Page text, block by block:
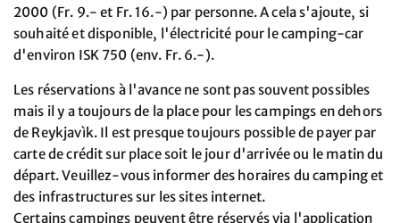
2000 (Fr. 9.- et Fr. 16.-) par personne. A cela s'ajoute, si
souhaité et disponible, l'électricité pour le camping-car
d'environ ISK 750 (env. Fr. 6.-).
Les réservations à l'avance ne sont pas souvent possibles
mais il y a toujours de la place pour les campings en dehors
de Reykjavìk. Il est presque toujours possible de payer par
carte de crédit sur place soit le jour d'arrivée ou le matin du
départ. Veuillez-vous informer des horaires du camping et
des infrastructures sur les sites internet.
Certains campings peuvent être réservés via l'application